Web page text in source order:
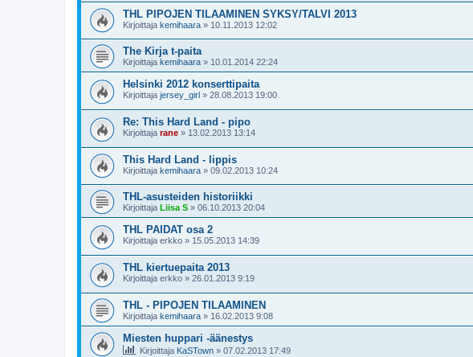
THL PIPOJEN TILAAMINEN SYKSY/TALVI 2013
Kirjoittaja kemihaara » 10.11.2013 12:02
The Kirja t-paita
Kirjoittaja kemihaara » 10.01.2014 22:24
Helsinki 2012 konserttipaita
Kirjoittaja jersey_girl » 28.08.2013 19:00
Re: This Hard Land - pipo
Kirjoittaja rane » 13.02.2013 13:14
This Hard Land - lippis
Kirjoittaja kemihaara » 09.02.2013 10:24
THL-asusteiden historiikki
Kirjoittaja Liisa S » 06.10.2013 20:04
THL PAIDAT osa 2
Kirjoittaja erkko » 15.05.2013 14:39
THL kiertuepaita 2013
Kirjoittaja erkko » 26.01.2013 9:19
THL - PIPOJEN TILAAMINEN
Kirjoittaja kemihaara » 16.02.2013 9:08
Miesten huppari -äänestys
Kirjoittaja KaSTown » 07.02.2013 17:49